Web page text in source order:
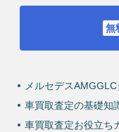
メルセデス
車買取査定の基礎知
車買取査定お役立ち